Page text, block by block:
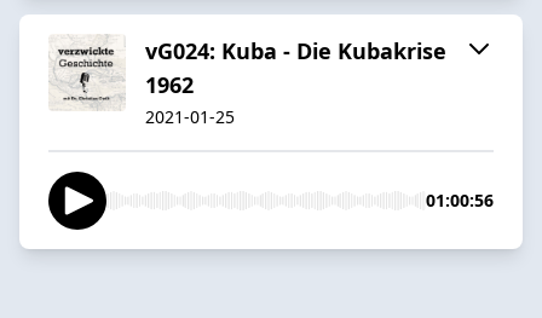
vG024: Kuba - Die Kubakrise
1962
2021-01-25
01:00:56